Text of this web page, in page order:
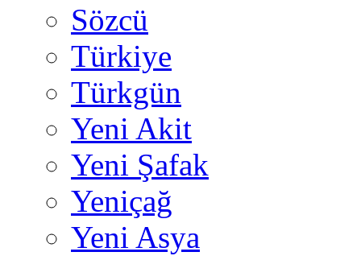
Sözcü
Türkiye
Türkgün
Yeni Akit
Yeni Şafak
Yeniçağ
Yeni Asya